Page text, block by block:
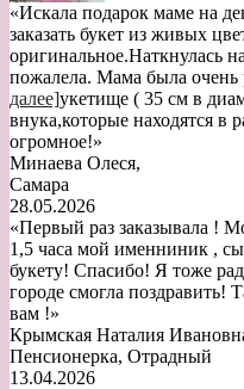
«Искала подарок маме на
заказать букет из живых
оригинальное.Наткнулась
пожалела. Мама была очень
далее]укетище ( 35 см в
внука,которые находятся в
огромное!»
Минаева Олеся,
Самара
28.05.2026
«Первый раз заказывала !
1,5 часа мой именниник ,
букету! Спасибо! Я тоже
городе смогла поздравить!
вам !»
Крымская Наталия
Пенсионерка, Отрадный
13.04.2026